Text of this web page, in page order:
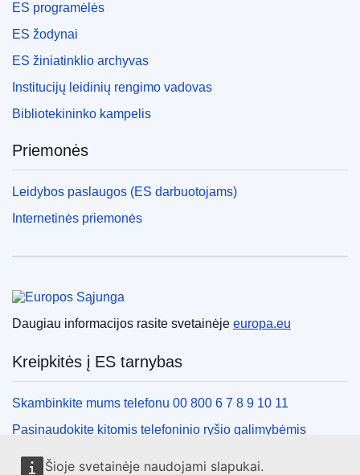
Šioje svetainėje naudojami slapukai.
ES programėlės
ES žodynai
ES žiniatinklio archyvas
Institucijų leidinių rengimo vadovas
Bibliotekininko kampelis
Priemonės
Leidybos paslaugos (ES darbuotojams)
Internetinės priemonės
Daugiau informacijos rasite svetainėje europa.eu
Kreipkitės į ES tarnybas
Skambinkite mums telefonu 00 800 6 7 8 9 10 11
Pasinaudokite kitomis telefoninio ryšio galimybėmis
Rašykite mums naudodamiesi kontaktine forma